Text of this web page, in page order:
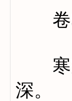
卷
寒空
深。